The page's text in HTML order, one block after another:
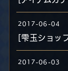
2017-06-04
2017-06-03